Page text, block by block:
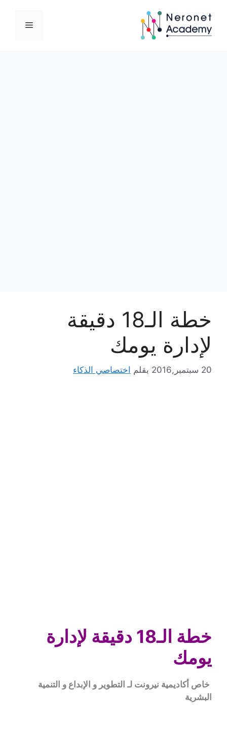
المحتوى
القائمة
خطة الـ18 دقيقة
لإدارة يومك
20 سبتمبر,2016 بقلم اختصاصي الذكاء
خطة الـ18 دقيقة لإدارة
يومك
خاص أكاديمية نيرونت لـ التطوير و الإبداع و التنمية
البشرية